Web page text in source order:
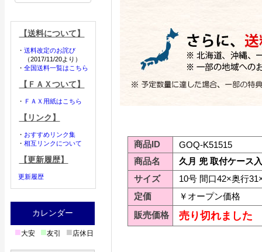
【送料について】
・ 送料改定のお詫び
（2017/11/20より）
・ 全国送料一覧はこちら
【ＦＡＸついて】
・ ＦＡＸ用紙はこちら
【リンク】
・ おすすめリンク集
・ 相互リンクについて
【更新履歴】
更新履歴
カレンダー
■大安 ■友引 ■店休日
商品ID
GOQ-K51515
商品名
久月 兜 取付ケース
サイズ
10号 間口42×奥行
定価
￥オープン価格
販売価格
売り切れました